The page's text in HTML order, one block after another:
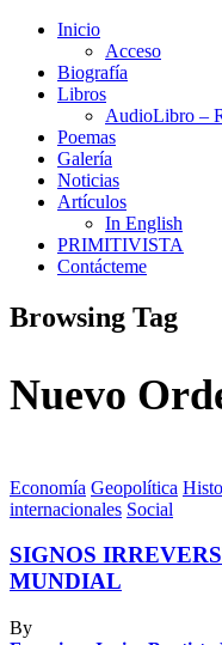
Inicio
Acceso
Biografía
Libros
AudioLibro –
Poemas
Galería
Noticias
Artículos
In English
PRIMITIVISTA
Contácteme
Browsing Tag
Nuevo
Economía Geopolítica
internacionales Social
SIGNOS
MUNDIAL
By